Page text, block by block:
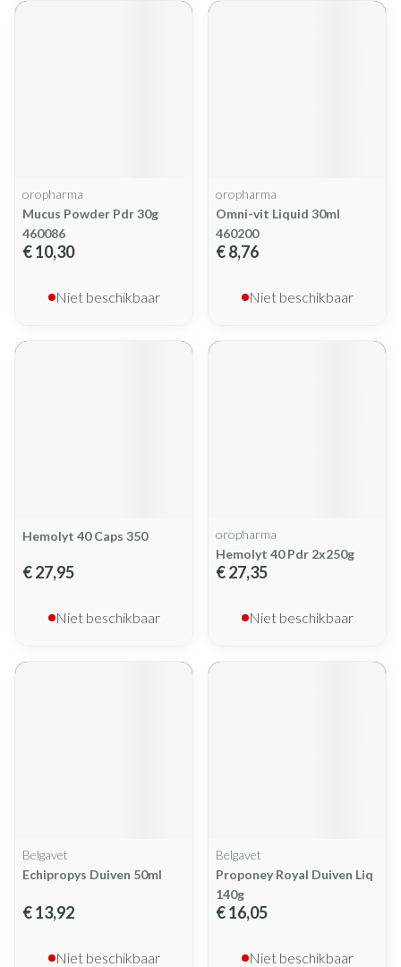
oropharma
Mucus Powder Pdr 30g
460086
€ 10,30
Niet beschikbaar
oropharma
Omni-vit Liquid 30ml
460200
€ 8,76
Niet beschikbaar
Hemolyt 40 Caps 350
€ 27,95
Niet beschikbaar
oropharma
Hemolyt 40 Pdr 2x250g
€ 27,35
Niet beschikbaar
Belgavet
Echipropys Duiven 50ml
€ 13,92
Niet beschikbaar
Belgavet
Proponey Royal Duiven Liq
140g
€ 16,05
Niet beschikbaar